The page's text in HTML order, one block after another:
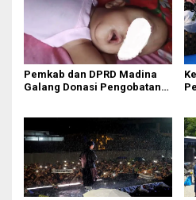
Pemkab dan DPRD Madina
Galang Donasi Pengobatan